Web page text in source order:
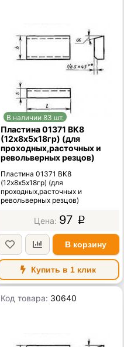
В наличии 83 шт.
Пластина 01371 ВК8
(12х8х5х18гр) (для
проходных,расточных и
револьверных резцов)
Пластина 01371 ВК8
(12х8х5х18гр) (для
проходных,расточных и
револьверных резцов)
97 p
В корзину
Купить в 1 клик
Код товара: 30640